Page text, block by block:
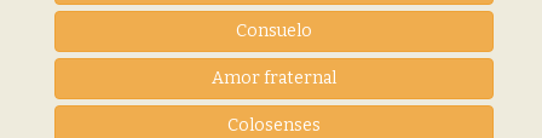
Consuelo
Amor fraternal
Colosenses